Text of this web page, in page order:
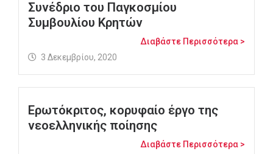
Συνέδριο του Παγκοσμίου
Συμβουλίου Κρητών
Διαβάστε Περισσότερα >
3 Δεκεμβρίου, 2020
Ερωτόκριτος, κορυφαίο έργο της
νεοελληνικής ποίησης
Διαβάστε Περισσότερα >